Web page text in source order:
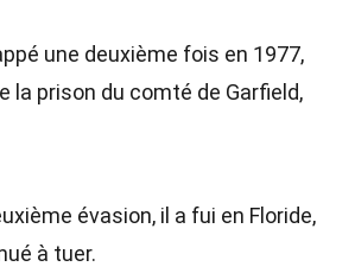
une deuxième fois en 1977,
la prison du comté de Garfield,
évasion, il a fui en Floride,
à tuer.